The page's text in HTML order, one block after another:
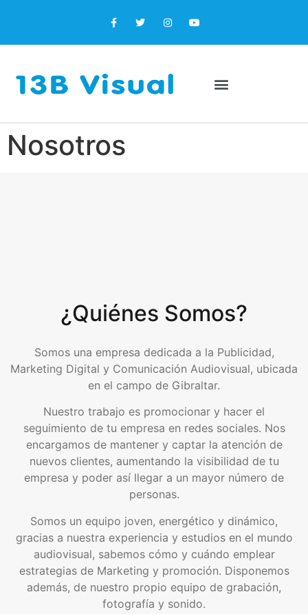
Nosotros
¿Quiénes Somos?
Somos una empresa dedicada a la Publicidad,
Marketing Digital y Comunicación Audiovisual, ubicada
en el campo de Gibraltar.
Nuestro trabajo es promocionar y hacer el
seguimiento de tu empresa en redes sociales. Nos
encargamos de mantener y captar la atención de
nuevos clientes, aumentando la visibilidad de tu
empresa y poder así llegar a un mayor número de
personas.
Somos un equipo joven, energético y dinámico,
gracias a nuestra experiencia y estudios en el mundo
audiovisual, sabemos cómo y cuándo emplear
estrategias de Marketing y promoción. Disponemos
además, de nuestro propio equipo de grabación,
fotografía y sonido.